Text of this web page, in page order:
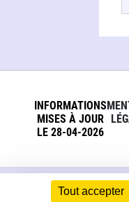
Tout accepter
INFORMATIONS
MISES À JOUR
LE 28-04-2026